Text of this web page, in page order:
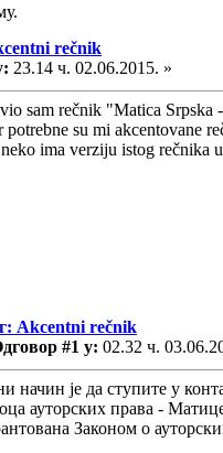
rečnik
23.14 ч. 02.06.2015. »
sam rečnik "Matica Srpska
potrebne su mi akcentovane
ima verziju istog rečnika
Akcentni rečnik
#1 у: 02.32 ч.
начин је да ступите у
ауторских права -
Законом о